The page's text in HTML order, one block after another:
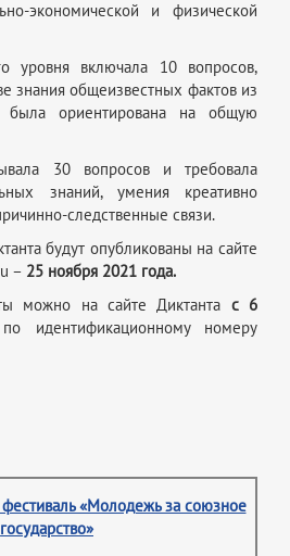
экономической и физической
уровня включала 10 вопросов,
знания общеизвестных фактов из
была ориентирована на общую
30 вопросов и требовала
знаний, умения креативно
следственные связи.
будут опубликованы на сайте
– 25 ноября 2021 года.
можно на сайте Диктанта с 6
по идентификационному номеру
«Молодежь за союзное
государство»